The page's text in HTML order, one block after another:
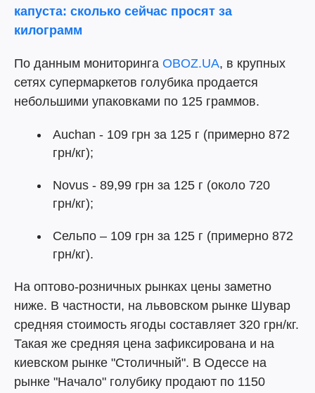
капуста: сколько сейчас просят за
килограмм
По данным мониторинга OBOZ.UA, в крупных
сетях супермаркетов голубика продается
небольшими упаковками по 125 граммов.
Auchan - 109 грн за 125 г (примерно 872
грн/кг);
Novus - 89,99 грн за 125 г (около 720
грн/кг);
Сельпо – 109 грн за 125 г (примерно 872
грн/кг).
На оптово-розничных рынках цены заметно
ниже. В частности, на львовском рынке Шувар
средняя стоимость ягоды составляет 320 грн/кг.
Такая же средняя цена зафиксирована и на
киевском рынке "Столичный". В Одессе на
рынке "Начало" голубику продают по 1150